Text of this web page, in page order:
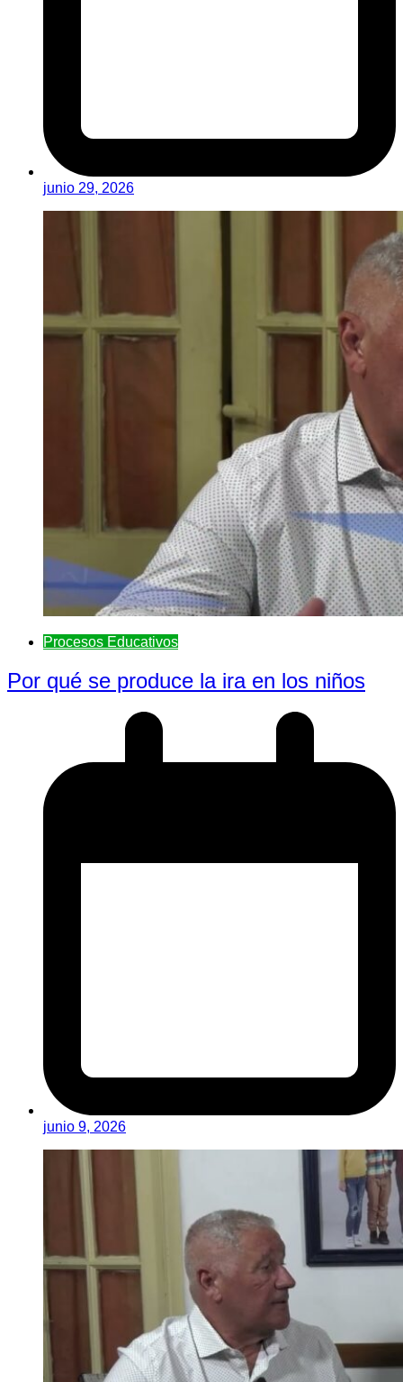
junio 29, 2026
Procesos Educativos
Por qué se produce la ira en los niños
junio 9, 2026